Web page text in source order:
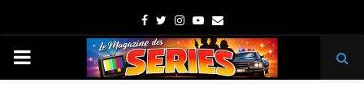
Facebook
TwitterInstagram
Youtube
Email
PRIMARY